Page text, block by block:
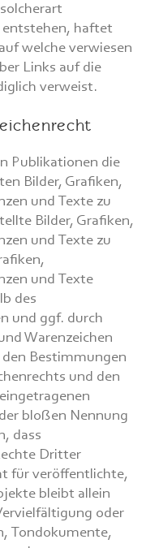
haftet
welche verwiesen
Links auf die
verweist.
Publikationen die
Bilder, Grafiken,
und Texte zu
Bilder, Grafiken,
und Texte zu
und Texte
des
und ggf. durch
Warenzeichen
Bestimmungen
und den
bloßen Nennung
dass
Dritter
für veröffentlichte,
bleibt allein
oder
Tondokumente,